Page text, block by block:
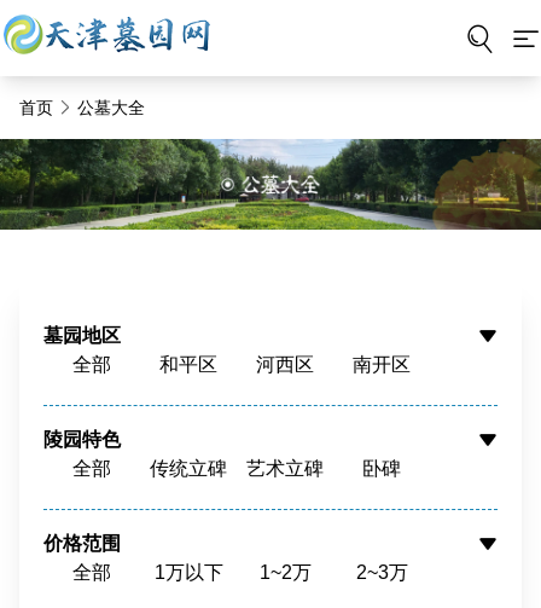
首页 公墓大全
墓园地区
全部
和平区 河西区
南开区
西青区
静海区
宝坻区 宁河区
武清区
滨海新区
周边
陵园特色
全部
传统立碑 艺术立碑
卧碑
骨灰寄存
花园环境
福泽之地
价格范围
全部
1万以下 1~2万
2~3万